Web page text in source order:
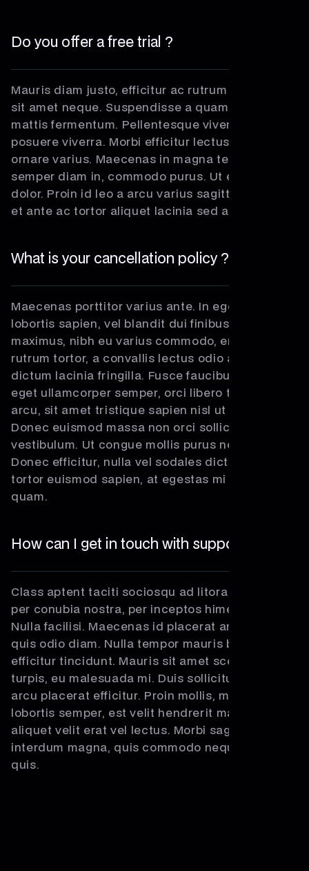
Do you offer a free trial ?
Mauris diam justo, efficitur ac rutrum id, lacinia
sit amet neque. Suspendisse a quam id justo
mattis fermentum. Pellentesque viverra eros non
posuere viverra. Morbi efficitur lectus eget libero
ornare varius. Maecenas in magna tempus,
semper diam in, commodo purus. Ut eget arcu
dolor. Proin id leo a arcu varius sagittis. Aliquam
et ante ac tortor aliquet lacinia sed a felis.
What is your cancellation policy ?
Maecenas porttitor varius ante. In egestas
lobortis sapien, vel blandit dui finibus at. In
maximus, nibh eu varius commodo, enim ipsum
rutrum tortor, a convallis lectus odio a augue. Ut
dictum lacinia fringilla. Fusce faucibus, lectus
eget ullamcorper semper, orci libero tincidunt
arcu, sit amet tristique sapien nisl ut massa.
Donec euismod massa non orci sollicitudin
vestibulum. Ut congue mollis purus nec suscipit.
Donec efficitur, nulla vel sodales dictum, augue
tortor euismod sapien, at egestas mi nunc sed
quam.
How can I get in touch with support ?
Class aptent taciti sociosqu ad litora torquent
per conubia nostra, per inceptos himenaeos.
Nulla facilisi. Maecenas id placerat ante. Etiam
quis odio diam. Nulla tempor mauris bibendum
efficitur tincidunt. Mauris sit amet scelerisque
turpis, eu malesuada mi. Duis sollicitudin enim id
arcu placerat efficitur. Proin mollis, massa a
lobortis semper, est velit hendrerit massa, vitae
aliquet velit erat vel lectus. Morbi sagittis
interdum magna, quis commodo neque tristique
quis.